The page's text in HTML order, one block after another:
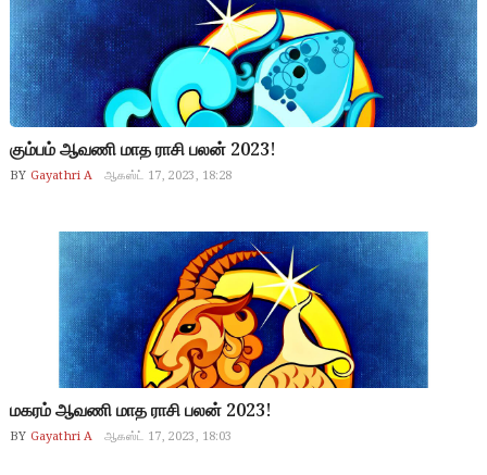
கும்பம் ஆவணி மாத ராசி பலன் 2023!
BY Gayathri A ஆகஸ்ட் 17, 2023, 18:28
மகரம் ஆவணி மாத ராசி பலன் 2023!
BY Gayathri A ஆகஸ்ட் 17, 2023, 18:03